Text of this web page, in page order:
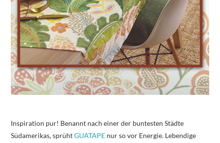
Inspiration pur! Benannt nach einer der buntesten Städte
Südamerikas, sprühtGUATAPE nur so vor Energie. Lebendige